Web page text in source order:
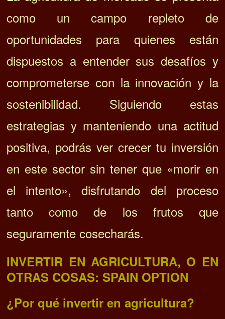
como un campo repleto de
oportunidades para quienes están
dispuestos a entender sus desafíos y
comprometerse con la innovación y la
sostenibilidad. Siguiendo estas
estrategias y manteniendo una actitud
positiva, podrás ver crecer tu inversión
en este sector sin tener que «morir en
el intento», disfrutando del proceso
tanto como de los frutos que
seguramente cosecharás.
INVERTIR EN AGRICULTURA, O EN
OTRAS COSAS: SPAIN OPTION
¿Por qué invertir en agricultura?